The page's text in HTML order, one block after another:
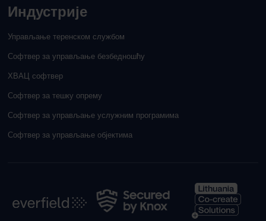
Индустрије
Управљање теренском службом
Софтвер за управљање безбедношћу
ХВАЦ софтвер
Софтвер за тешку опрему
Софтвер за управљање услужним програмима
Софтвер за управљање објектима